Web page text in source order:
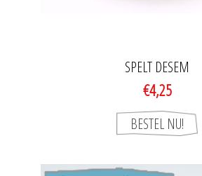
SPELT DESEM
€4,25